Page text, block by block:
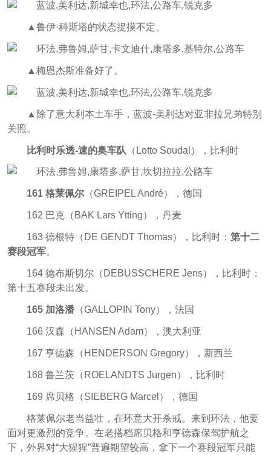
▲鲁伊·科斯塔的状态捉摸不定。
▲梅恩杰斯准备好了。
▲除了意大利本土车手，蓝波-美利达对亚非拉兄弟特别
关照。
比利时乐透-速的奥车队 （Lotto Soudal），比利时
161 格莱佩尔（GREIPEL André），德国
162 巴克（BAK Lars Ytting），丹麦
163 德根特（DE GENDT Thomas），比利时： 第十二
赛段冠军。
164 德布斯切尔（DEBUSSCHERE Jens），比利时：
第十五赛段未出发。
165 加洛潘（GALLOPIN Tony），法国
166 汉森（HANSEN Adam），澳大利亚
167 亨德森（HENDERSON Gregory），新西兰
168 鲁兰茨（ROELANDTS Jurgen），比利时
169 席贝格（SIEBERG Marcel），德国
格莱佩尔老当益壮，在环意大开杀戒。来到环法，他要
面对更激烈的竞争。在老搭档席贝格和亨德森保驾护航之
下，外界对“大猩猩”普遍期望较高， 拿下一个赛段冠军只能